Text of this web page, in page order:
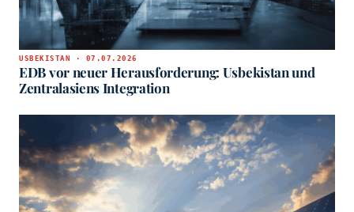
USBEKISTAN · 07.07.2026
EDB vor neuer Herausforderung: Usbekistan und
Zentralasiens Integration